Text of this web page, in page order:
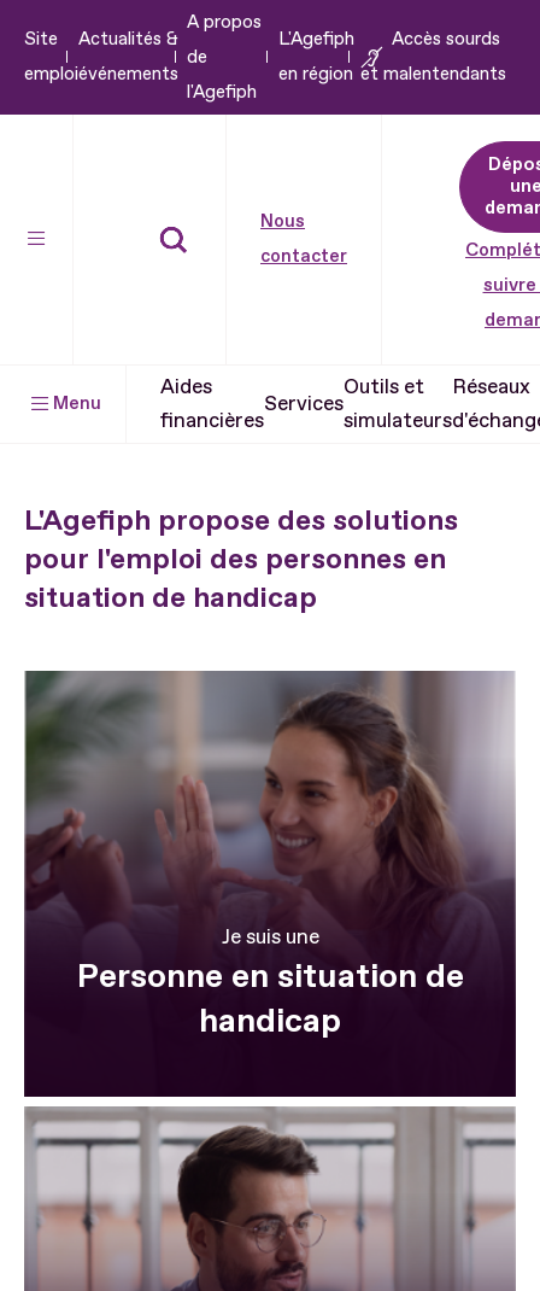
Aller
Site
emploi
Actualités &
événements
A propos
de
l'Agefiph
L'Agefiph
en région
Accès sourds
et malentendants
Nous
contacter
suivre
Menu
Aides
financières
Services
Outils et
simulateurs
Réseaux
L'Agefiph propose des solutions
pour l'emploi des personnes en
situation de handicap
Je suis une
Personne en situation de
handicap